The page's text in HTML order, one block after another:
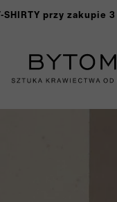
SHIRTY przy